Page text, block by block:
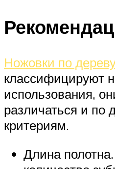
Ножовки по
классифицируют
использования,
различаться и по
критериям.
Длина